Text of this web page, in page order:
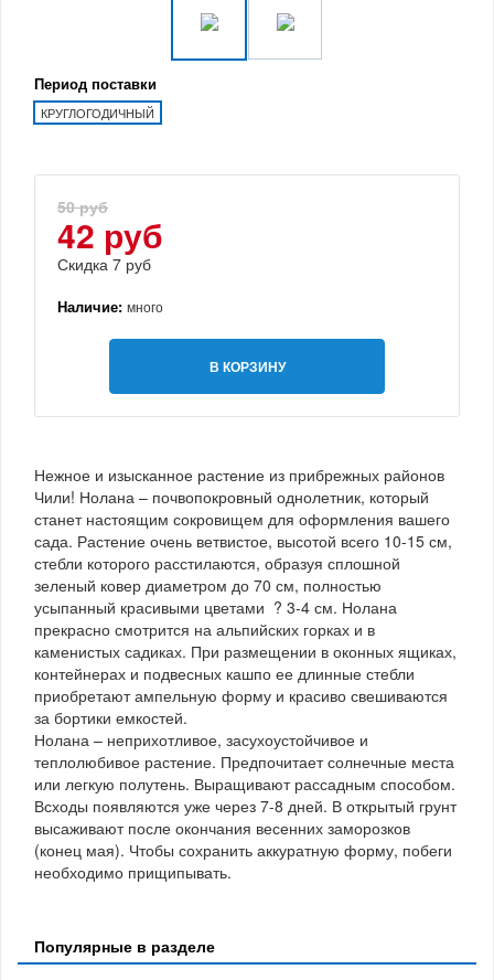
Период поставки
КРУГЛОГОДИЧНЫЙ
50 руб
42 руб
Скидка 7 руб
Наличие: много
В КОРЗИНУ
Нежное и изысканное растение из прибрежных районов
Чили! Нолана – почвопокровный однолетник, который
станет настоящим сокровищем для оформления вашего
сада. Растение очень ветвистое, высотой всего 10-15 см,
стебли которого расстилаются, образуя сплошной
зеленый ковер диаметром до 70 см, полностью
усыпанный красивыми цветами ? 3-4 см. Нолана
прекрасно смотрится на альпийских горках и в
каменистых садиках. При размещении в оконных ящиках,
контейнерах и подвесных кашпо ее длинные стебли
приобретают ампельную форму и красиво свешиваются
за бортики емкостей.
Нолана – неприхотливое, засухоустойчивое и
теплолюбивое растение. Предпочитает солнечные места
или легкую полутень. Выращивают рассадным способом.
Всходы появляются уже через 7-8 дней. В открытый грунт
высаживают после окончания весенних заморозков
(конец мая). Чтобы сохранить аккуратную форму, побеги
необходимо прищипывать.
Популярные в разделе